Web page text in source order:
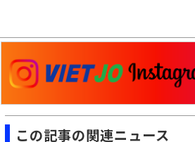
この記事の関連ニュース